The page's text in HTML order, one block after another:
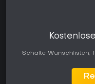
Schalte Wunschlisten,